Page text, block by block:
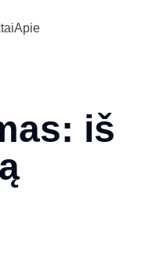
Apie
iš